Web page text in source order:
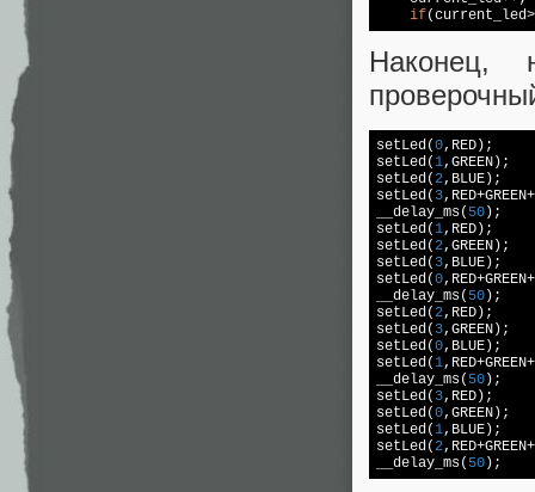
if(current_led>
Наконец,
setLed(0
setLed( 1,GREEN);
setLed(2
setLed( 3
__delay_ms( 50 );
setLed( 1,RED);
setLed(2,GREEN);
setLed( 3,BLUE);
setLed(0
__delay_ms( 50 );
setLed(2,RED);
setLed( 3,GREEN);
setLed(0,BLUE);
setLed( 1
__delay_ms( 50 );
setLed( 3,RED);
setLed(0,GREEN);
setLed( 1,BLUE);
setLed(2
__delay_ms( 50